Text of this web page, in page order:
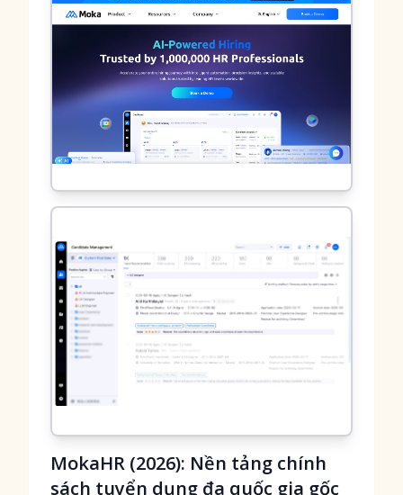
MokaHR (2026): Nền tảng chính
sách tuyển dụng đa quốc gia gốc